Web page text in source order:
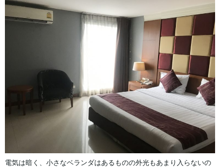
電気は暗く、小さなベランダはあるものの外光もあまり入らないの